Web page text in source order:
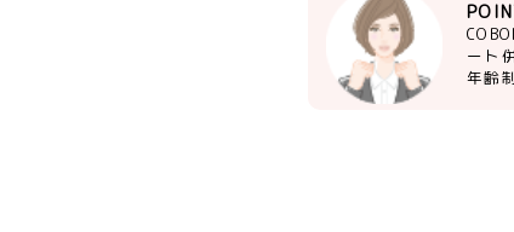
ート
年齢